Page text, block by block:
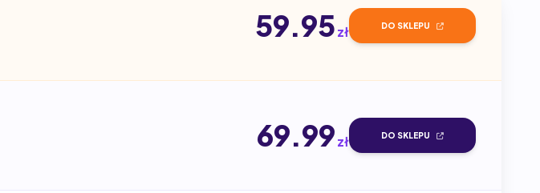
59.95zł DO SKLEPU
69.99zł DO SKLEPU